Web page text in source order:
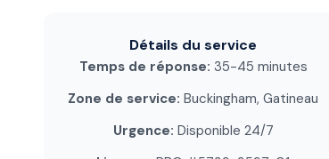
Détails du service
Temps de réponse: 35-45 minutes
Zone de service: Buckingham, Gatineau
Urgence: Disponible 24/7